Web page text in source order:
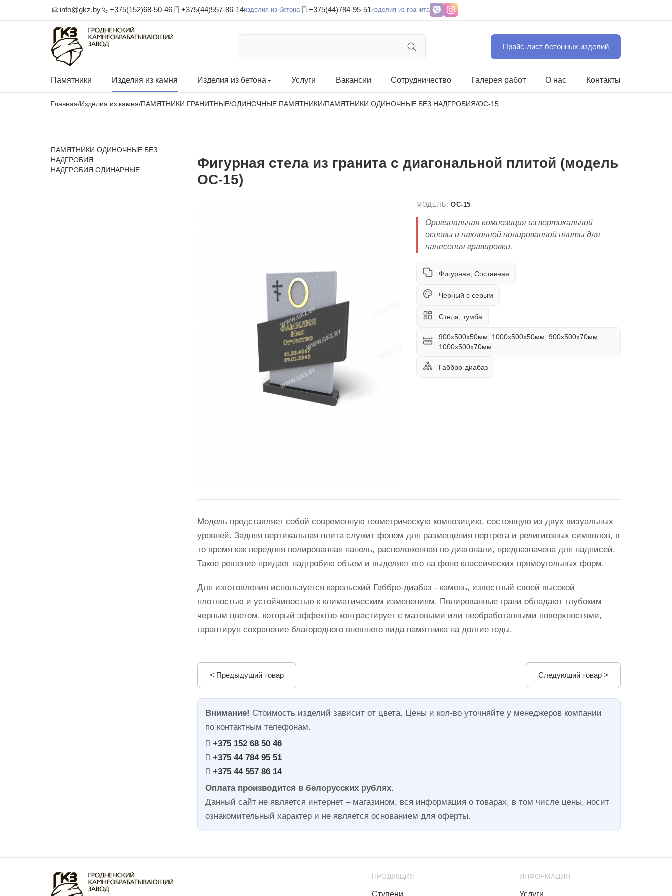
info@gkz.by +375(152)68-50-46 +375(44)557-86-14изделия из бетона +375(44)784-95-51изделия из гранита
Прайс-лист бетонных изделий
Памятники Изделия из камня Изделия из бетона Услуги Вакансии Сотрудничество Галерея работ О нас Контакты
Главная/Изделия из камня/ПАМЯТНИКИ ГРАНИТНЫЕ/ОДИНОЧНЫЕ ПАМЯТНИКИ/ПАМЯТНИКИ ОДИНОЧНЫЕ БЕЗ НАДГРОБИЯ/ОС-15
ПАМЯТНИКИ ОДИНОЧНЫЕ БЕЗ
НАДГРОБИЯ
НАДГРОБИЯ ОДИНАРНЫЕ
Фигурная стела из гранита с диагональной плитой (модель
ОС-15)
МОДЕЛЬ:ОС-15
Оригинальная композиция из вертикальной
основы и наклонной полированной плиты для
нанесения гравировки.
Фигурная, Составная
Черный с серым
Стела, тумба
900х500х50мм, 1000х500х50мм, 900х500х70мм,
1000х500х70мм
Габбро-диабаз
Модель представляет собой современную геометрическую композицию, состоящую из двух визуальных
уровней. Задняя вертикальная плита служит фоном для размещения портрета и религиозных символов, в
то время как передняя полированная панель, расположенная по диагонали, предназначена для надписей.
Такое решение придает надгробию объем и выделяет его на фоне классических прямоугольных форм.
Для изготовления используется карельский Габбро-диабаз - камень, известный своей высокой
плотностью и устойчивостью к климатическим изменениям. Полированные грани обладают глубоким
черным цветом, который эффектно контрастирует с матовыми или необработанными поверхностями,
гарантируя сохранение благородного внешнего вида памятника на долгие годы.
< Предыдущий товар Следующий товар >
Внимание! Стоимость изделий зависит от цвета. Цены и кол-во уточняйте у менеджеров компании
по контактным телефонам.
+375 152 68 50 46
+375 44 784 95 51
+375 44 557 86 14
Оплата производится в белорусских рублях.
Данный сайт не является интернет – магазином, вся информация о товарах, в том числе цены, носит
ознакомительный характер и не является основанием для оферты.
ПРОДУКЦИЯ ИНФОРМАЦИЯ